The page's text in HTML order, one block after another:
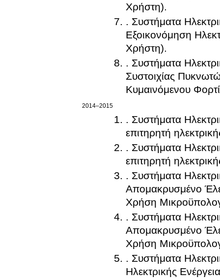
Χρήστη).
. Συστήματα
Εξοικονόμηση
Χρήστη).
. Συστήματα
Συστοιχίας
Κυμαινόμενου
2014–2015
. Συστήματα
επιτηρητή
. Συστήματα
επιτηρητή
. Συστήματα
Απομακρυσμένο
Χρήση
. Συστήματα
Απομακρυσμένο
Χρήση
. Συστήματα
Ηλεκτρικής